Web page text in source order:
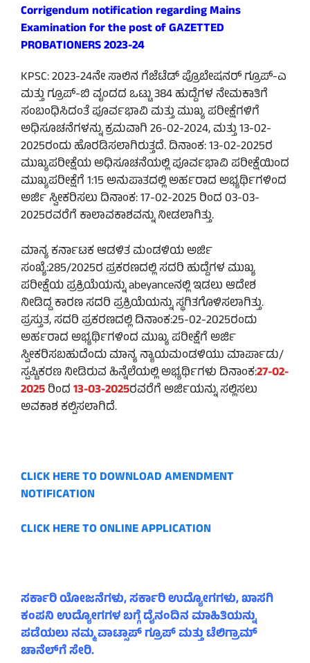
Corrigendum notification regarding Mains
Examination for the post of GAZETTED
PROBATIONERS 2023-24
KPSC: 2023-24ನೇ ಸಾಲಿನ ಗೆಜೆಟೆಡ್ ಪ್ರೊಬೇಷನರ್ ಗ್ರೂಪ್-ಎ
ಮತ್ತು ಗ್ರೂಪ್-ಬಿ ವೃಂದದ ಒಟ್ಟು 384 ಹುದ್ದೆಗಳ ನೇಮಕಾತಿಗೆ
ಸಂಬಂಧಿಸಿದಂತೆ ಪೂರ್ವಭಾವಿ ಮತ್ತು ಮುಖ್ಯ ಪರೀಕ್ಷೆಗಳಿಗೆ
ಅಧಿಸೂಚನೆಗಳನ್ನು ಕ್ರಮವಾಗಿ 26-02-2024, ಮತ್ತು 13-02-
2025ರಂದು ಹೊರಡಿಸಲಾಗಿರುತ್ತದೆ. ದಿನಾಂಕ: 13-02-2025ರ
ಮುಖ್ಯಪರೀಕ್ಷೆಯ ಅಧಿಸೂಚನೆಯಲ್ಲಿ ಪೂರ್ವಭಾವಿ ಪರೀಕ್ಷೆಯಿಂದ
ಮುಖ್ಯಪರೀಕ್ಷೆಗೆ 1:15 ಅನುಪಾತದಲ್ಲಿ ಅರ್ಹರಾದ ಅಭ್ಯರ್ಥಿಗಳಿಂದ
ಅರ್ಜಿ ಸ್ವೀಕರಿಸಲು ದಿನಾಂಕ: 17-02-2025 ರಿಂದ 03-03-
2025ರವರೆಗೆ ಕಾಲಾವಕಾಶವನ್ನು ನೀಡಲಾಗಿತ್ತು.
ಮಾನ್ಯ ಕರ್ನಾಟಕ ಆಡಳಿತ ಮಂಡಳಿಯ ಅರ್ಜಿ
ಸಂಖ್ಯೆ:285/2025ರ ಪ್ರಕರಣದಲ್ಲಿ ಸದರಿ ಹುದ್ದೆಗಳ ಮುಖ್ಯ
ಪರೀಕ್ಷೆಯ ಪ್ರಕ್ರಿಯೆಯನ್ನು abeyanceನಲ್ಲಿ ಇಡಲು ಆದೇಶ
ನೀಡಿದ್ದ ಕಾರಣ ಸದರಿ ಪ್ರಕ್ರಿಯೆಯನ್ನು ಸ್ಥಗಿತಗೊಳಿಸಲಾಗಿತ್ತು.
ಪ್ರಸ್ತುತ, ಸದರಿ ಪ್ರಕರಣದಲ್ಲಿ ದಿನಾಂಕ:25-02-2025ರಂದು
ಅರ್ಹರಾದ ಅಭ್ಯರ್ಥಿಗಳಿಂದ ಮುಖ್ಯ ಪರೀಕ್ಷೆಗೆ ಅರ್ಜಿ
ಸ್ವೀಕರಿಸಬಹುದೆಂದು ಮಾನ್ಯ ನ್ಯಾಯಮಂಡಳಿಯು ಮಾರ್ಪಾಡು/
ಸ್ಪಷ್ಟಿಕರಣ ನೀಡಿರುವ ಹಿನ್ನೆಲೆಯಲ್ಲಿ ಅಭ್ಯರ್ಥಿಗಳು ದಿನಾಂಕ:27-02-
2025ರಿಂದ13-03-2025ರವರೆಗೆ ಅರ್ಜಿಯನ್ನು ಸಲ್ಲಿಸಲು
ಅವಕಾಶ ಕಲ್ಪಿಸಲಾಗಿದೆ.
CLICK HERE TO DOWNLOAD AMENDMENT
NOTIFICATION
CLICK HERE TO ONLINE APPLICATION
ಸರ್ಕಾರಿ ಯೋಜನೆಗಳು, ಸರ್ಕಾರಿ ಉದ್ಯೋಗಗಳು, ಖಾಸಗಿ
ಕಂಪನಿ ಉದ್ಯೋಗಗಳ ಬಗ್ಗೆ ದೈನಂದಿನ ಮಾಹಿತಿಯನ್ನು
ಪಡೆಯಲು ನಮ್ಮ ವಾಟ್ಸಾಪ್ ಗ್ರೂಪ್ ಮತ್ತು ಟೆಲಿಗ್ರಾಮ್
ಚಾನೆಲ್‌ಗೆ ಸೇರಿ.